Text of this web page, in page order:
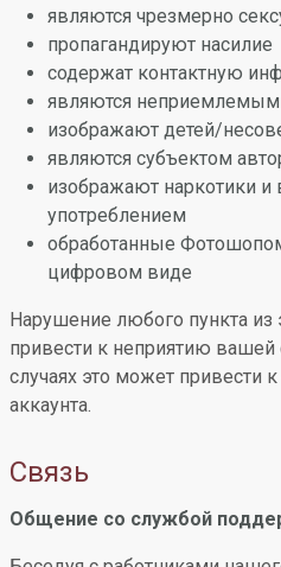
являются чрезмерно
пропагандируют насилие
содержат контактную
являются
изображают детей/
являются субъектом
изображают наркотики и
употреблением
обработанные
цифровом виде
Нарушение любого пункта из
привести к неприятию
случаях это может привести
аккаунта.
Связь
Общение со службой